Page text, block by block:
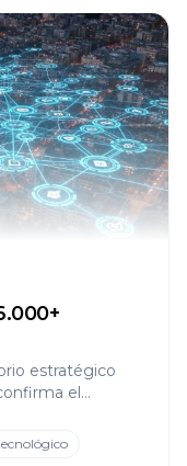
estratégico
el